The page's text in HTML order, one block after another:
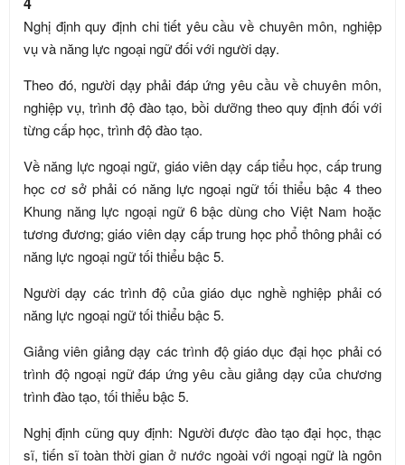
Nghị định quy định chi tiết yêu cầu về chuyên môn, nghiệp
vụ và năng lực ngoại ngữ đối với người dạy.
Theo đó, người dạy phải đáp ứng yêu cầu về chuyên môn,
nghiệp vụ, trình độ đào tạo, bồi dưỡng theo quy định đối với
từng cấp học, trình độ đào tạo.
Về năng lực ngoại ngữ, giáo viên dạy cấp tiểu học, cấp trung
học cơ sở phải có năng lực ngoại ngữ tối thiểu bậc 4 theo
Khung năng lực ngoại ngữ 6 bậc dùng cho Việt Nam hoặc
tương đương; giáo viên dạy cấp trung học phổ thông phải có
năng lực ngoại ngữ tối thiểu bậc 5.
Người dạy các trình độ của giáo dục nghề nghiệp phải có
năng lực ngoại ngữ tối thiểu bậc 5.
Giảng viên giảng dạy các trình độ giáo dục đại học phải có
trình độ ngoại ngữ đáp ứng yêu cầu giảng dạy của chương
trình đào tạo, tối thiểu bậc 5.
Nghị định cũng quy định: Người được đào tạo đại học, thạc
sĩ, tiến sĩ toàn thời gian ở nước ngoài với ngoại ngữ là ngôn